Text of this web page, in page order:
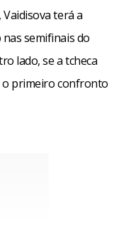
terá a
nas semifinais do
lado, se a tcheca
o primeiro confronto